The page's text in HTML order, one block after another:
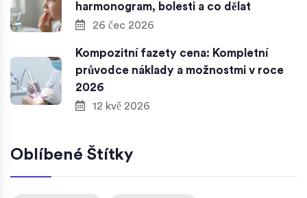
harmonogram, bolesti a co dělat
26 čec 2026
Kompozitní fazety cena: Kompletní
průvodce náklady a možnostmi v roce
2026
12 kvě 2026
Oblíbené Štítky